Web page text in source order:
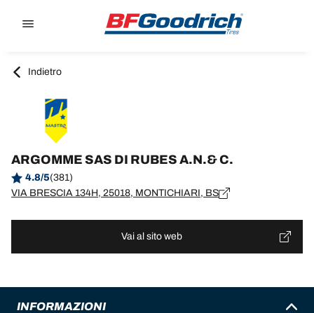
Indietro
ARGOMME SAS DI RUBES A.N.& C.
4.8/5(381)
VIA BRESCIA 134H, 25018, MONTICHIARI, BS
Vai al sito web
INFORMAZIONI